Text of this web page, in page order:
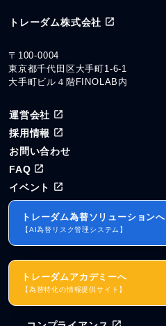
トレーダム株式会社
〒100-0004
東京都千代田区大手町1-6-1
大手町ビル４階FINOLAB内
運営会社
採用情報
お問い合わせ
FAQ
イベント
トレーダム為替ソリューションへ
【AI為替リスク管理システム】
トレーダムアカデミーへ
【為替特化の情報提供サイト】